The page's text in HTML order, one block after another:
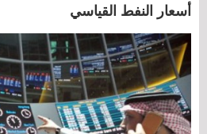
أسعار النفط القياسي